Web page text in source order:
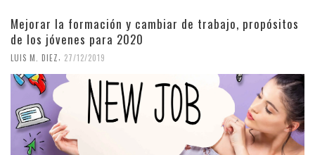
Mejorar la formación y cambiar de trabajo, propósitos
de los jóvenes para 2020
LUIS M. DIEZ, 27/12/2019